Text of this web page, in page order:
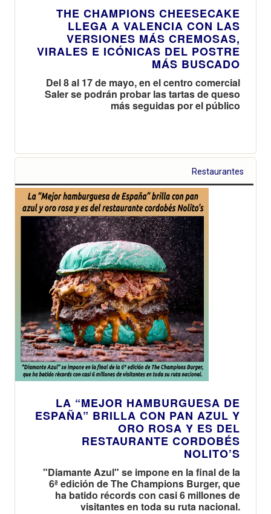
THE CHAMPIONS CHEESECAKE
LLEGA A VALENCIA CON LAS
VERSIONES MÁS CREMOSAS,
VIRALES E ICÓNICAS DEL POSTRE
MÁS BUSCADO
Del 8 al 17 de mayo, en el centro comercial
Saler se podrán probar las tartas de queso
más seguidas por el público
Restaurantes
LA “MEJOR HAMBURGUESA DE
ESPAÑA” BRILLA CON PAN AZUL Y
ORO ROSA Y ES DEL
RESTAURANTE CORDOBÉS
NOLITO’S
"Diamante Azul" se impone en la final de la
6ª edición de The Champions Burger, que
ha batido récords con casi 6 millones de
visitantes en toda su ruta nacional.